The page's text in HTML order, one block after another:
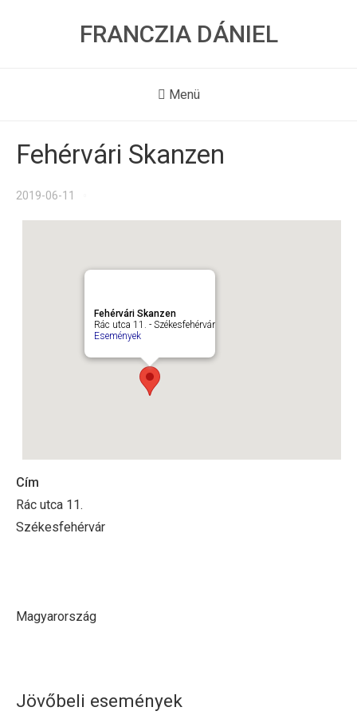
FRANCZIA DÁNIEL
Menü
Fehérvári Skanzen
2019-06-11
Fehérvári Skanzen
Rác utca 11. - Székesfehérvár
Események
Cím
Rác utca 11.
Székesfehérvár
Magyarország
Jövőbeli események